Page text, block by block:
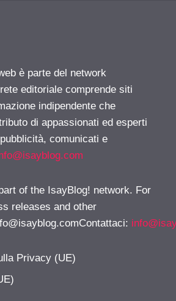
è parte del network
editoriale comprende siti
indipendente che
di appassionati ed esperti
comunicati e
of the IsayBlog! network. For
releases and other
:
Privacy (UE)